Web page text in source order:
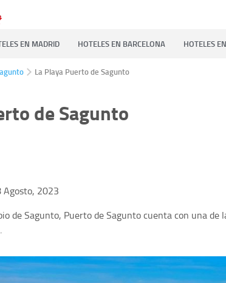
EN MADRID HOTELES EN BARCELONA HOTELES
La Playa Puerto de Sagunto
de Sagunto
Agosto, 2023
de Sagunto, Puerto de Sagunto cuenta con una de